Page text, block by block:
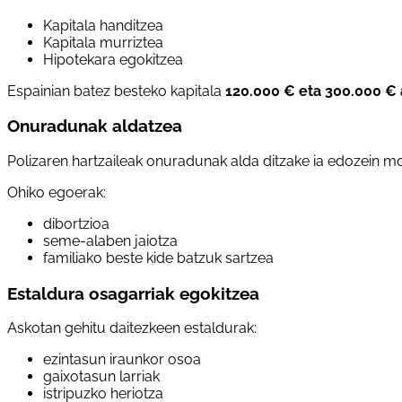
Kapitala handitzea
Kapitala murriztea
Hipotekara egokitzea
Espainian batez besteko kapitala 120.000 € eta 300.000 €
Onuradunak aldatzea
Polizaren hartzaileak onuradunak alda ditzake ia edozein
Ohiko egoerak:
dibortzioa
seme-alaben jaiotza
familiako beste kide batzuk sartzea
Estaldura osagarriak egokitzea
Askotan gehitu daitezkeen estaldurak:
ezintasun iraunkor osoa
gaixotasun larriak
istripuzko heriotza